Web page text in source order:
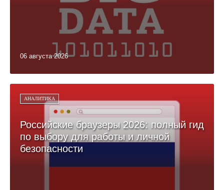
06 августа 2026
АНАЛИТИКА
Российские браузеры 2026: полный гид
по выбору для работы и личной
безопасности